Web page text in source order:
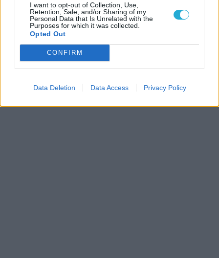
I want to opt-out of Collection, Use,
Retention, Sale, and/or Sharing of my
Personal Data that Is Unrelated with the
Purposes for which it was collected.
Opted Out
CONFIRM
Data Deletion Data Access Privacy Policy